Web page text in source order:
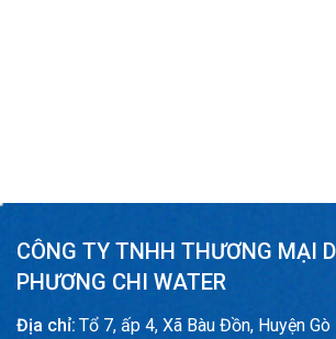
CÔNG TY TNHH THƯƠNG MẠI
PHƯƠNG CHI WATER
Địa chỉ: Tổ 7, ấp 4, Xã Bàu Đồn, Huyện Gò